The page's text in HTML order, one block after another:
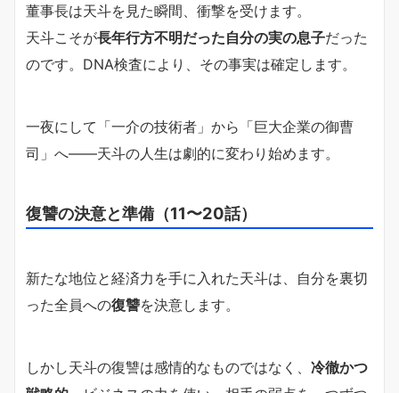
董事長は天斗を見た瞬間、衝撃を受けます。
天斗こそが長年行方不明だった自分の実の息子だった
のです。DNA検査により、その事実は確定します。
一夜にして「一介の技術者」から「巨大企業の御曹
司」へ――天斗の人生は劇的に変わり始めます。
復讐の決意と準備（11〜20話）
新たな地位と経済力を手に入れた天斗は、自分を裏切
った全員への復讐を決意します。
しかし天斗の復讐は感情的なものではなく、 冷徹かつ